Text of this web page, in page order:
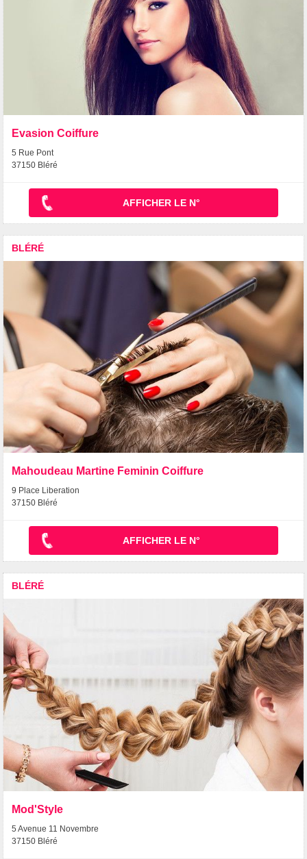
Evasion Coiffure
5 Rue Pont
37150 Bléré
AFFICHER LE N°
BLÉRÉ
Mahoudeau Martine Feminin Coiffure
9 Place Liberation
37150 Bléré
AFFICHER LE N°
BLÉRÉ
Mod'Style
5 Avenue 11 Novembre
37150 Bléré